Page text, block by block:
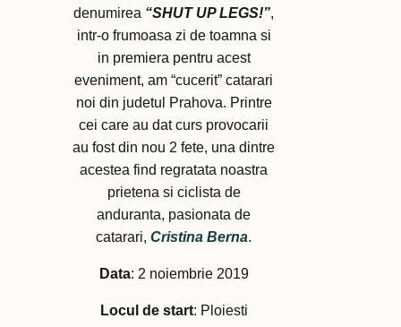
denumirea “SHUT UP LEGS!”,
intr-o frumoasa zi de toamna si
in premiera pentru acest
eveniment, am “cucerit” catarari
noi din judetul Prahova. Printre
cei care au dat curs provocarii
au fost din nou 2 fete, una dintre
acestea find regratata noastra
prietena si ciclista de
anduranta, pasionata de
catarari, Cristina Berna.
Data: 2 noiembrie 2019
Locul de start: Ploiesti